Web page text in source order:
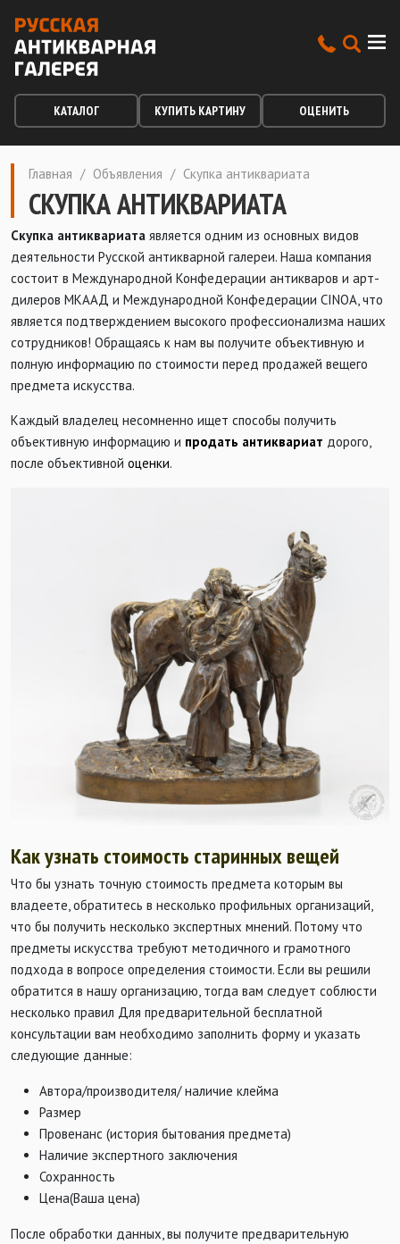
КАТАЛОГ КУПИТЬ КАРТИНУ ОЦЕНИТЬ
Главная / Объявления / Скупка антиквариата
СКУПКА АНТИКВАРИАТА
Скупка антиквариата является одним из основных видов
деятельности Русской антикварной галереи. Наша компания
состоит в Международной Конфедерации антикваров и арт-
дилеров МКААД и Международной Конфедерации CINOA, что
является подтверждением высокого профессионализма наших
сотрудников! Обращаясь к нам вы получите объективную и
полную информацию по стоимости перед продажей вещего
предмета искусства.
Каждый владелец несомненно ищет способы получить
объективную информацию и продать антиквариат дорого,
после объективной оценки.
Как узнать стоимость старинных вещей
Что бы узнать точную стоимость предмета которым вы
владеете, обратитесь в несколько профильных организаций,
что бы получить несколько экспертных мнений. Потому что
предметы искусства требуют методичного и грамотного
подхода в вопросе определения стоимости. Если вы решили
обратится в нашу организацию, тогда вам следует соблюсти
несколько правил Для предварительной бесплатной
консультации вам необходимо заполнить форму и указать
следующие данные:
Автора/производителя/ наличие клейма
Размер
Провенанс (история бытования предмета)
Наличие экспертного заключения
Сохранность
Цена(Ваша цена)
После обработки данных, вы получите предварительную